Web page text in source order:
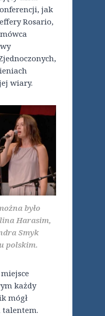
jak
Rosario,
wiary.
było
Harasim,
Smyk
polskim.
każdy
mógł
talentem.